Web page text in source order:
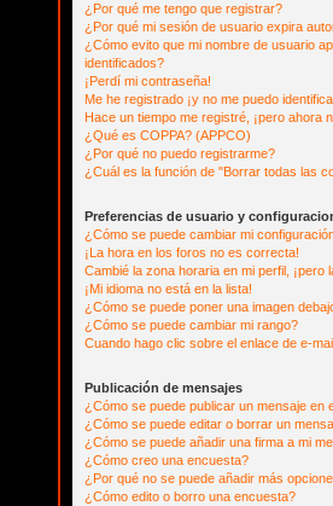
¿Por qué me tengo que registrar?
¿Por qué mi sesión de usuario expira
¿Cómo evito que mi nombre de usuario
identificados?
¡Perdí mi contraseña!
Me he registrado ¡y no me puedo
Hace un tiempo me registré, ¡pero ahora
¿Qué es COPPA? (APPCO)
¿Por qué no puedo registrarme?
¿Cuál es la función de "Borrar todas las
Preferencias de usuario y
¿Cómo se puede cambiar mi
¡La hora en los foros no es correcta!
Cambié la zona horaria en mi perfil, ¡pero
¡Mi idioma no está en la lista!
¿Cómo se puede poner una imagen
¿Cómo se puede cambiar mi rango?
Cuando hago clic sobre el enlace de e-
Publicación de mensajes
¿Cómo se puede publicar un mensaje en
¿Cómo se puede editar o borrar un
¿Cómo se puede añadir una firma a mi
¿Cómo creo una encuesta?
¿Por qué no se puede añadir más
¿Cómo edito o borro una encuesta?